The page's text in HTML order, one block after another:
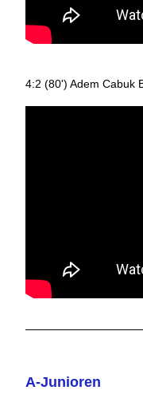
4:2 (80') Adem Cabuk
A-Junioren